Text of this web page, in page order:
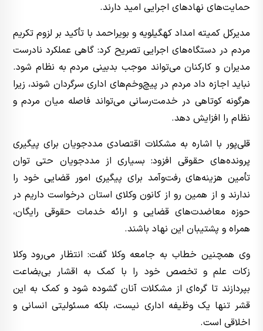
حمایت‌های نهادهای اجرایی امید دارند.
مدیرکل کمیته امداد کهگیلویه و بویراحمد با تأکید بر لزوم تکریم
مردم در دستگاه‌های اجرایی تصریح کرد: گاهی عملکرد نادرست
مدیران و کارکنان می‌تواند موجب بدبینی مردم به نظام شود.
نباید اجازه داد مردم در پیچ‌وخم‌های اداری سرگردان شوند، زیرا
هرگونه کوتاهی در خدمت‌رسانی می‌تواند فاصله میان مردم و
نظام را افزایش دهد.
قلی‌پور با اشاره به مشکلات اقتصادی مددجویان برای پیگیری
پرونده‌های حقوقی افزود: بسیاری از مددجویان حتی توان
تأمین هزینه‌های رفت‌وآمد برای پیگیری امور قضایی خود را
ندارند و از همین رو از کانون وکلای استان درخواست داریم در
حوزه معاضدت‌های قضایی و ارائه خدمات حقوقی رایگان،
همراه و پشتیبان این نهاد باشند.
وی همچنین خطاب به جامعه وکلا گفت: انتظار می‌رود وکلا
زکات علم و تخصص خود را با کمک به اقشار بی‌بضاعت
بپردازند تا گره‌ای از مشکلات آنان گشوده شود و کمک به این
قشر تنها یک وظیفه اداری نیست، بلکه مسئولیتی انسانی و
اخلاقی است.